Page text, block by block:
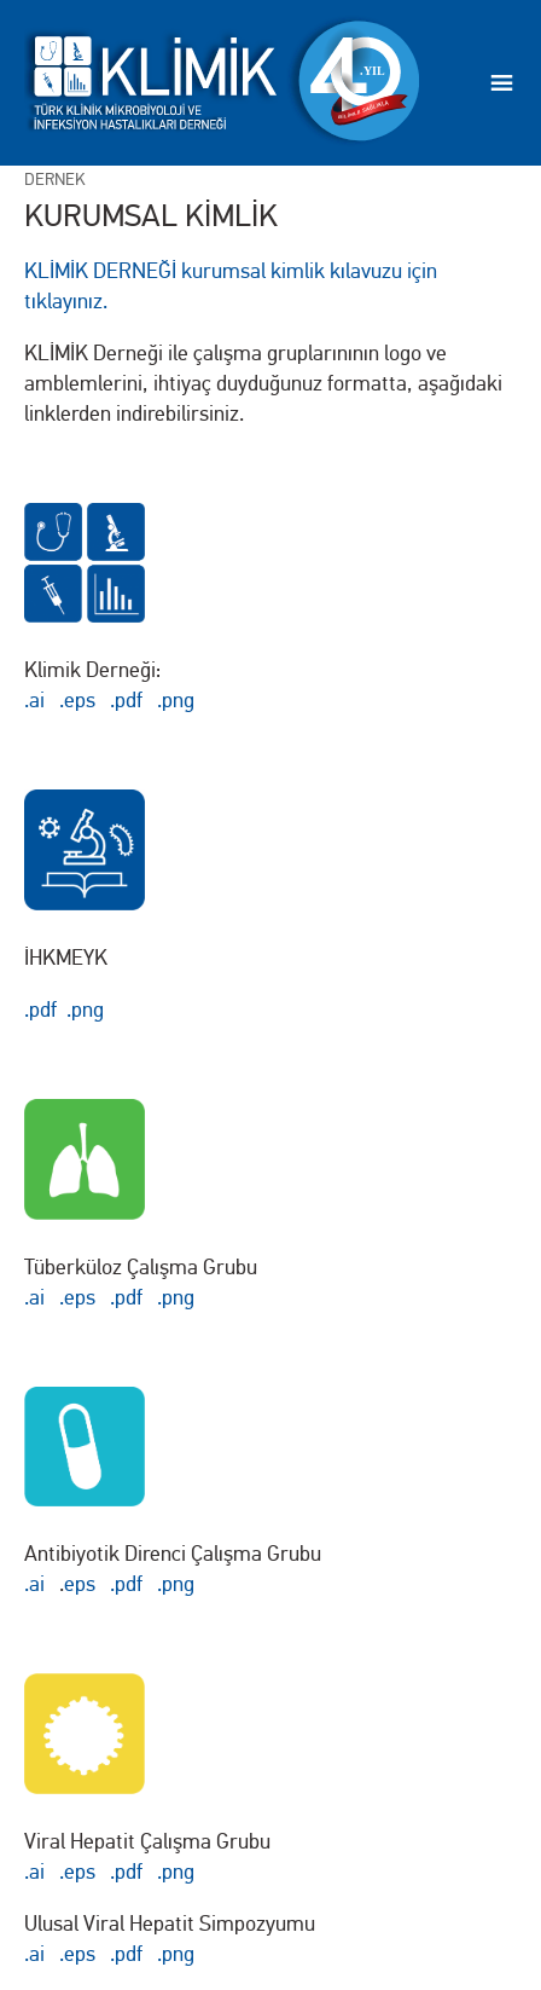
DERNEK
KURUMSAL KİMLİK
KLİMİK DERNEĞİ kurumsal kimlik kılavuzu için
tıklayınız.
KLİMİK Derneği ile çalışma gruplarınının logo ve
amblemlerini, ihtiyaç duyduğunuz formatta, aşağıdaki
linklerden indirebilirsiniz.
Klimik Derneği:
.ai
.eps .pdf .png
İHKMEYK
.pdf .png
Tüberküloz Çalışma Grubu
.ai
.eps .pdf .png
Antibiyotik Direnci Çalışma Grubu
.ai
.eps .pdf .png
Viral Hepatit Çalışma Grubu
.ai
.eps .pdf .png
Ulusal Viral Hepatit Simpozyumu
.ai
.eps .pdf .png